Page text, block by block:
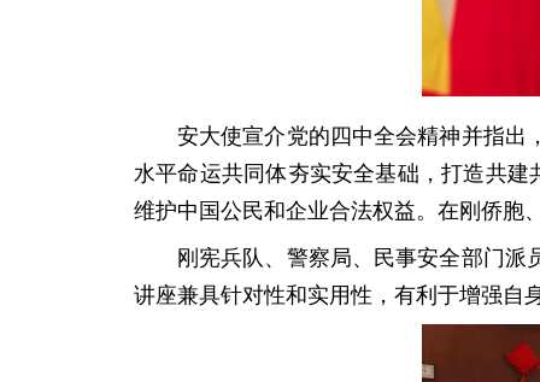
安大使宣介党的四中全会精神并指出
水平命运共同体夯实安全基础，打造共建
维护中国公民和企业合法权益。在刚侨胞
刚宪兵队、警察局、民事安全部门
讲座兼具针对性和实用性，有利于增强自